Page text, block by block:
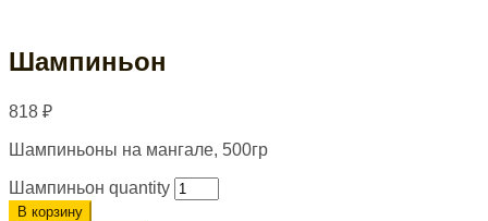
Шампиньон
818 ₽
Шампиньоны на мангале, 500гр
Шампиньон quantity
В корзину